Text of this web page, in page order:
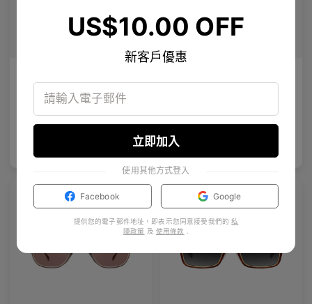
偏光鏡片
Colours available
加入購物袋
US$
US$
US$10.00 OFF
新客戶優惠
立即加入
使用其他方式登入
Facebook Google
提供您的電子郵件地址，即表示您同意接受我們的 私
隱政策 及 使用條款 .